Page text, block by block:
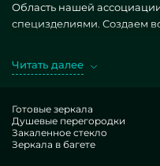
Область нашей
специзделиями. Создаем
модели в экзекуции
сдающий похожим
украсить свои
оригинальности,
зеркал с фацетом Mixline
Читать далее
Готовые зеркала
Душевые перегородки
Закаленное стекло
Зеркала в багете